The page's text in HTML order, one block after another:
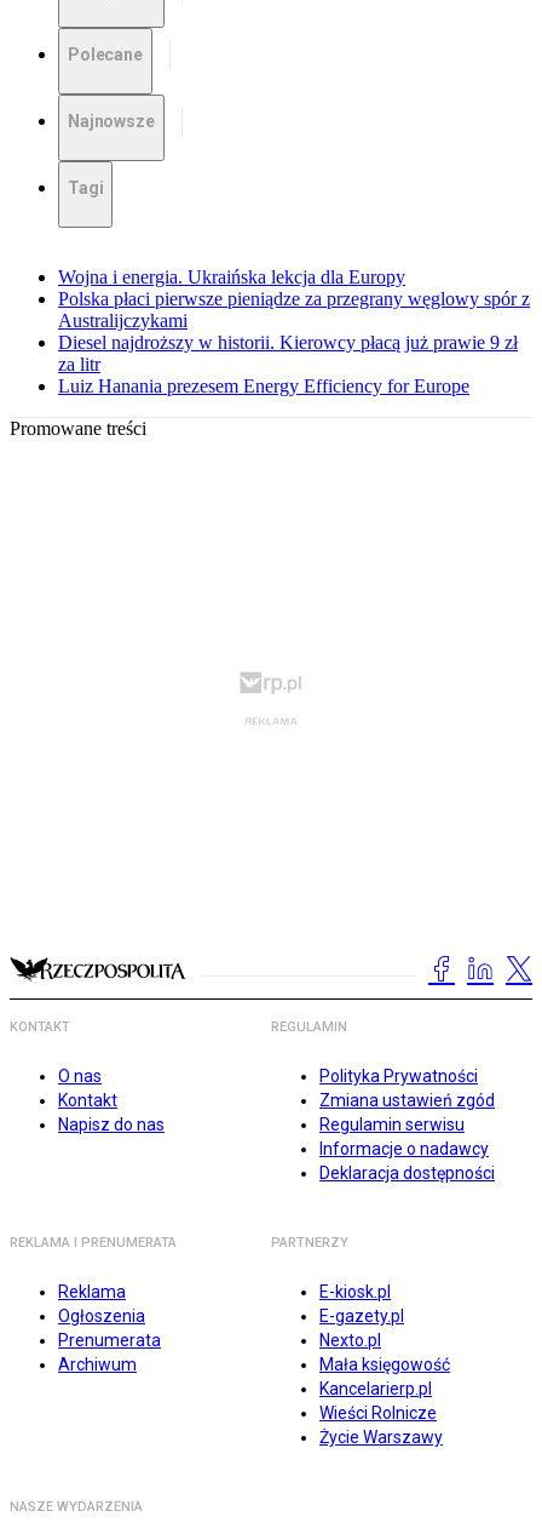
Polecane
Najnowsze
Tagi
Wojna i energia. Ukraińska lekcja dla Europy
Polska płaci pierwsze pieniądze za przegrany węglowy spór z
Australijczykami
Diesel najdroższy w historii. Kierowcy płacą już prawie 9 zł
za litr
Luiz Hanania prezesem Energy Efficiency for Europe
Promowane treści
KONTAKT
O nas
Kontakt
Napisz do nas
REGULAMIN
Polityka Prywatności
Zmiana ustawień zgód
Regulamin serwisu
Informacje o nadawcy
Deklaracja dostępności
REKLAMA I PRENUMERATA
Reklama
Ogłoszenia
Prenumerata
Archiwum
PARTNERZY
E-kiosk.pl
E-gazety.pl
Nexto.pl
Mała księgowość
Kancelarierp.pl
Wieści Rolnicze
Życie Warszawy
NASZE WYDARZENIA